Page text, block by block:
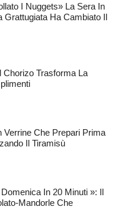
I Nuggets» La Sera In
Grattugiata Ha Cambiato Il
Chorizo ​​trasforma La
Verrine Che Prepari Prima
Il Tiramisù
In 20 Minuti »: Il
Mandorle Che